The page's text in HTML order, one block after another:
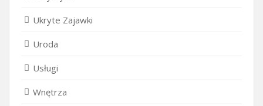
Ukryte Zajawki
Uroda
Usługi
Wnętrza